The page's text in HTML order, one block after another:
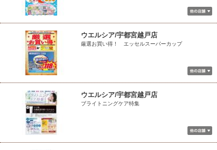
ウエルシア/宇都宮越戸店
厳選お買い得！ エッセルスーパーカップ
ウエルシア/宇都宮越戸店
ブライトニングケア特集